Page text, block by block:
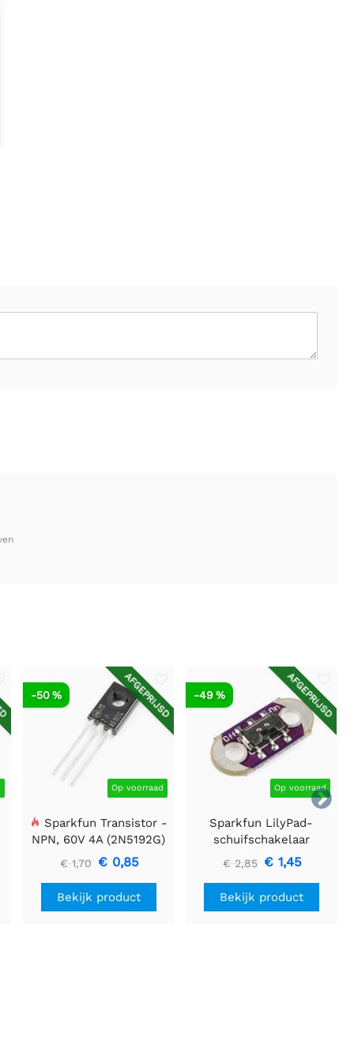

AFGEPRIJSD
Op voorraad
-50 %
Sparkfun Transistor -
NPN, 60V 4A (2N5192G)
€ 1,70 € 0,85
Bekijk product
AFGEPRIJSD
Op voorraad
-49 %
Sparkfun LilyPad-
schuifschakelaar
€ 2,85 € 1,45
Bekijk product